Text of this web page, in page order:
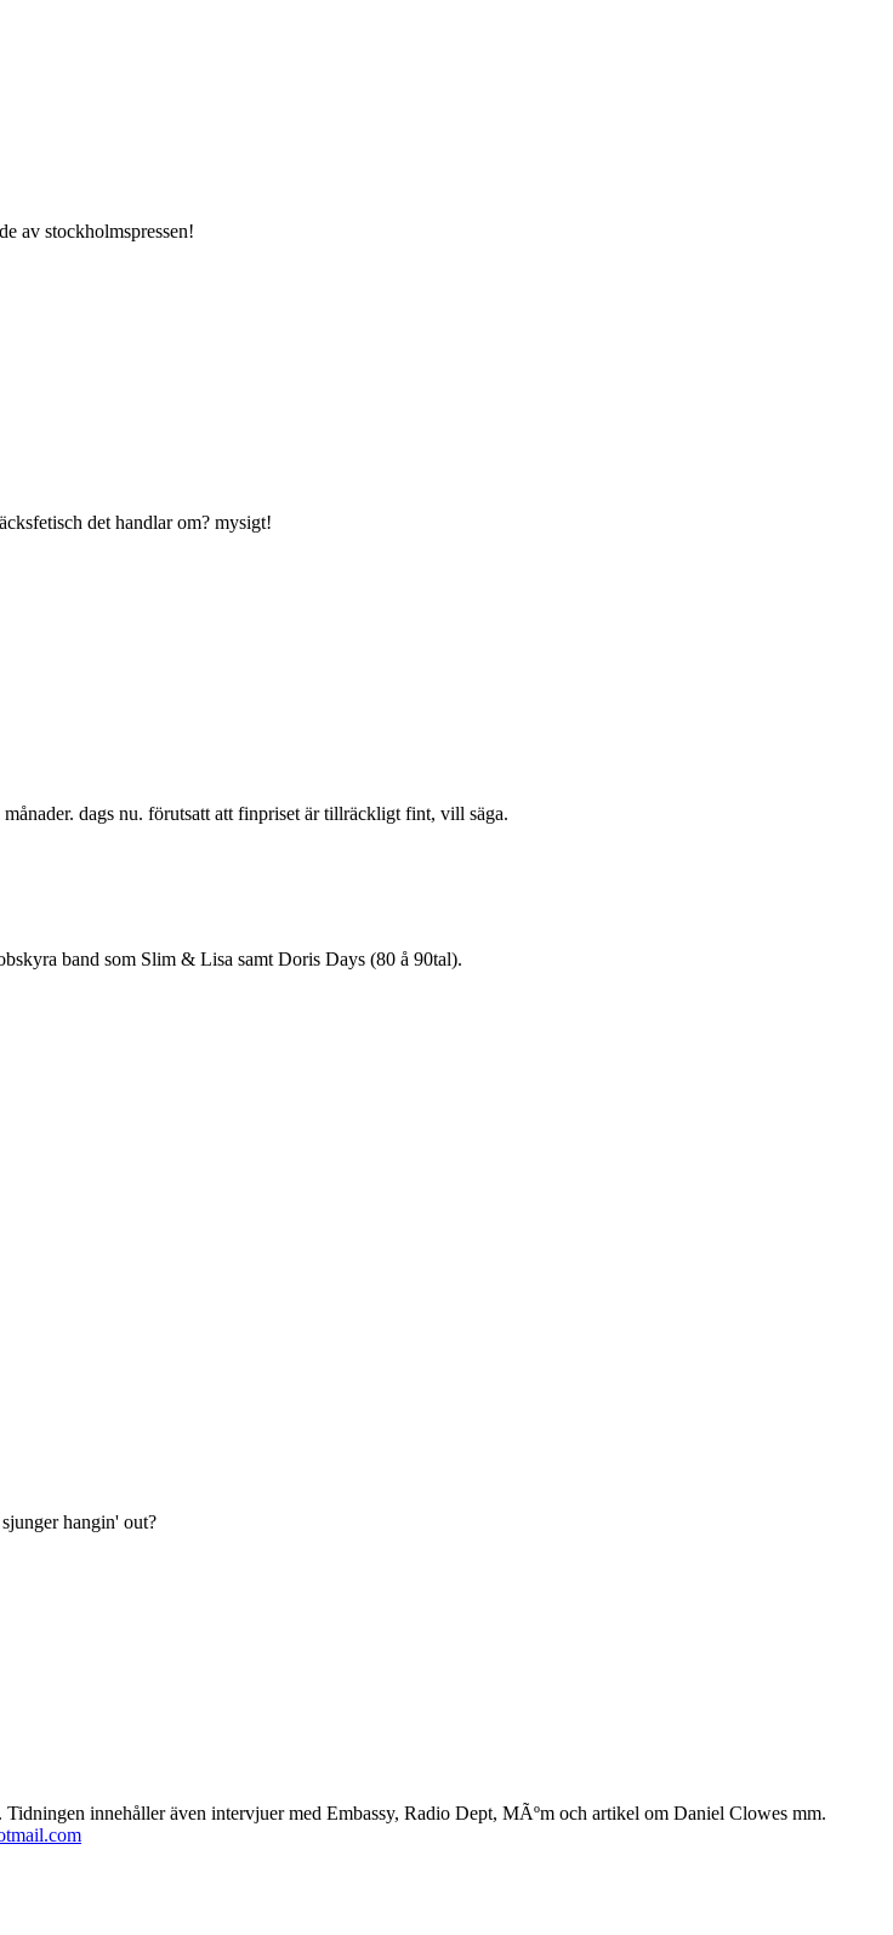
av stockholmspressen!
det handlar om? mysigt!
dags nu. förutsatt att finpriset är tillräckligt fint, vill säga.
band som Slim & Lisa samt Doris Days (80 å 90tal).
hangin' out?
innehåller även intervjuer med Embassy, Radio Dept, MÃºm och artikel om Daniel Clowes mm.